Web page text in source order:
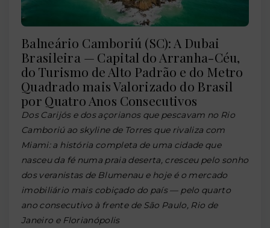
Balneário Camboriú (SC): A Dubai
Brasileira — Capital do Arranha-Céu,
do Turismo de Alto Padrão e do Metro
Quadrado mais Valorizado do Brasil
por Quatro Anos Consecutivos
Dos Carijós e dos açorianos que pescavam no Rio
Camboriú ao skyline de Torres que rivaliza com
Miami: a história completa de uma cidade que
nasceu da fé numa praia deserta, cresceu pelo sonho
dos veranistas de Blumenau e hoje é o mercado
imobiliário mais cobiçado do país — pelo quarto
ano consecutivo à frente de São Paulo, Rio de
Janeiro e Florianópolis